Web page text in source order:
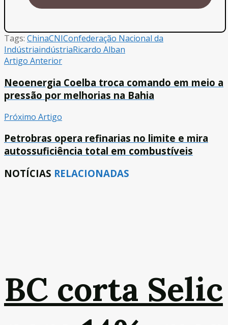
Tags: ChinaCNIConfederação Nacional da
IndústriaindústriaRicardo Alban
Artigo Anterior
Neoenergia Coelba troca comando em meio a
pressão por melhorias na Bahia
Próximo Artigo
Petrobras opera refinarias no limite e mira
autossuficiência total em combustíveis
NOTÍCIAS RELACIONADAS
BC corta Selic